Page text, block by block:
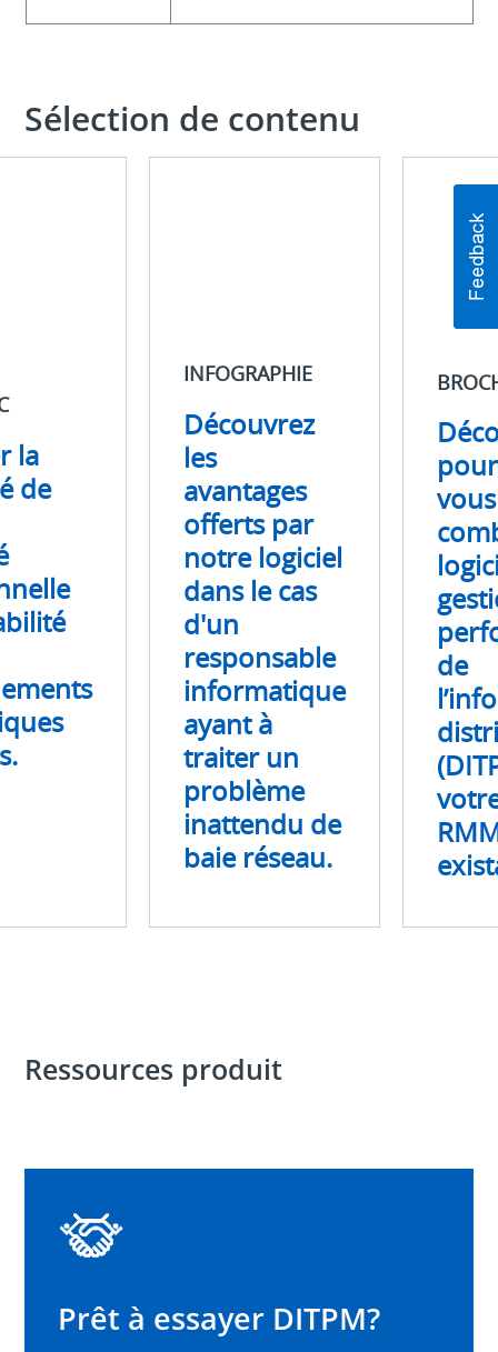
Sélection de contenu
la
de
dans
responsable
informatique
ayant
traiter
problème
inattendu
réseau.
INFOGRAPHIE
Découvrez
les
avantages
offerts par
notre logiciel
dans le cas
d'un
responsable
informatique
ayant à
traiter un
problème
inattendu de
baie réseau.
Découvrez
pourquoi
combiner
gestion
distribuée
(DITPM)
votre
solution
RMM
existante.
de
Ressources produit
Prêt à essayer DITPM?